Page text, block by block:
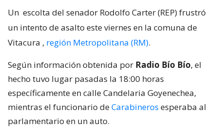
Un escolta del senador Rodolfo Carter (REP) frustró
un intento de asalto este viernes en la comuna de
Vitacura , región Metropolitana (RM).
Según información obtenida por Radio Bío Bío, el
hecho tuvo lugar pasadas la 18:00 horas
específicamente en calle Candelaria Goyenechea,
mientras el funcionario deCarabineros esperaba al
parlamentario en un auto.